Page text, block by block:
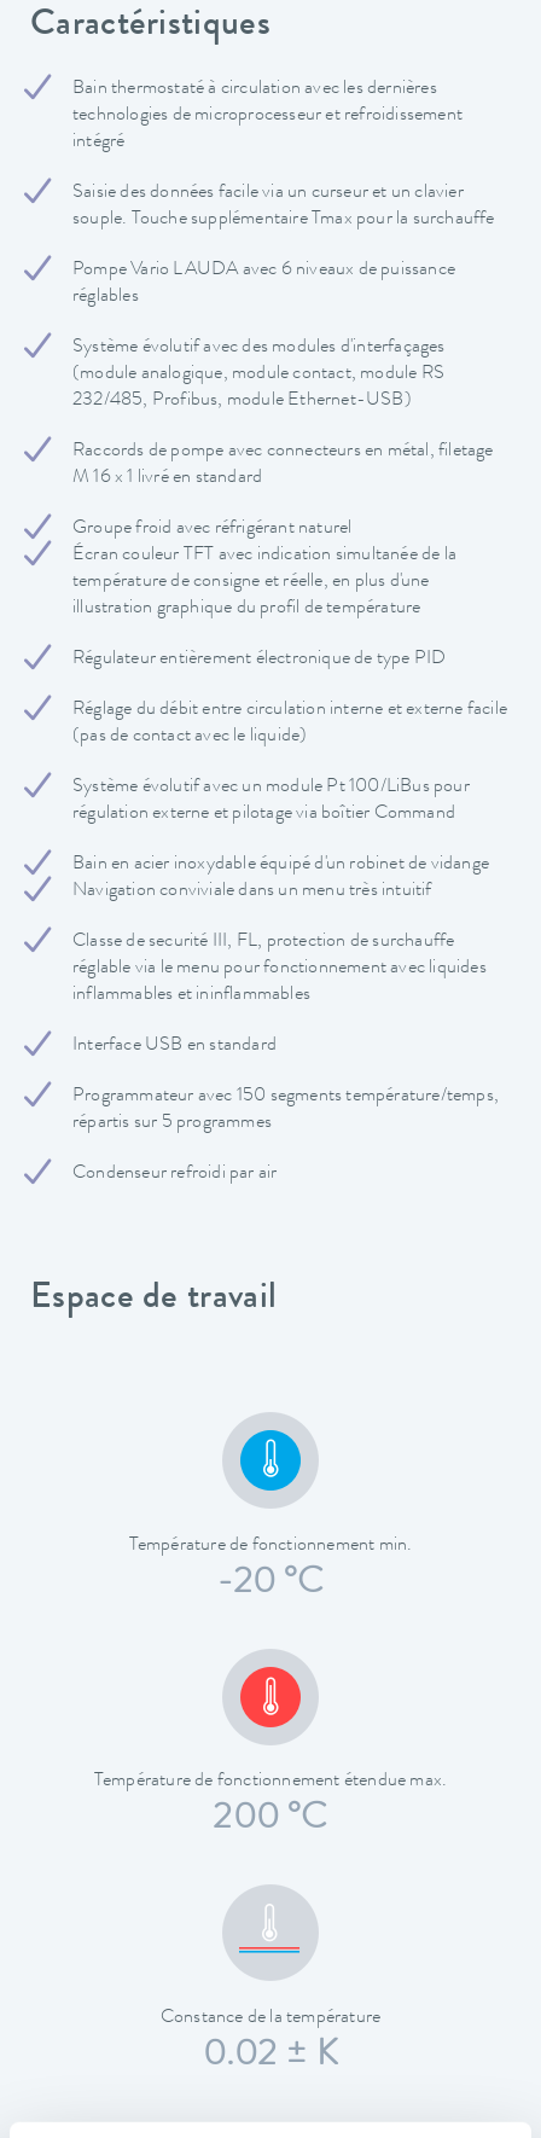
Caractéristiques
Bain thermostaté à circulation avec les dernières
technologies de microprocesseur et refroidissement
intégré
Saisie des données facile via un curseur et un clavier
souple. Touche supplémentaire Tmax pour la surchauffe
Pompe Vario LAUDA avec 6 niveaux de puissance
réglables
Système évolutif avec des modules d'interfaçages
(module analogique, module contact, module RS
232/485, Profibus, module Ethernet-USB)
Raccords de pompe avec connecteurs en métal, filetage
M 16 x 1 livré en standard
Groupe froid avec réfrigérant naturel
Écran couleur TFT avec indication simultanée de la
température de consigne et réelle, en plus d'une
illustration graphique du profil de température
Régulateur entièrement électronique de type PID
Réglage du débit entre circulation interne et externe facile
(pas de contact avec le liquide)
Système évolutif avec un module Pt 100/LiBus pour
régulation externe et pilotage via boîtier Command
Bain en acier inoxydable équipé d'un robinet de vidange
Navigation conviviale dans un menu très intuitif
Classe de securité III, FL, protection de surchauffe
réglable via le menu pour fonctionnement avec liquides
inflammables et ininflammables
Interface USB en standard
Programmateur avec 150 segments température/temps,
répartis sur 5 programmes
Condenseur refroidi par air
Espace de travail
Température de fonctionnement min.
-20 °C
Température de fonctionnement étendue max.
200 °C
Constance de la température
0.02 ± K